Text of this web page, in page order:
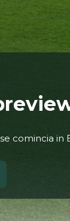
comincia in